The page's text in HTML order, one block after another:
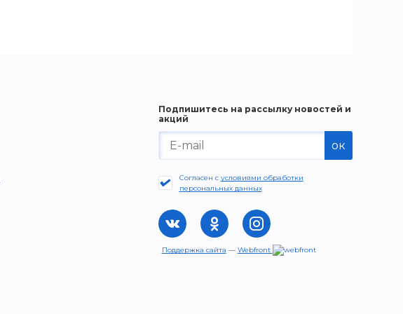
Подпишитесь на рассылку новостей и
акций
ок
Согласен с условиями обработки
персональных данных
Поддержка сайта — Webfront